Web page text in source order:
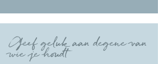
Geef geluk aan degene van
wie je houdt